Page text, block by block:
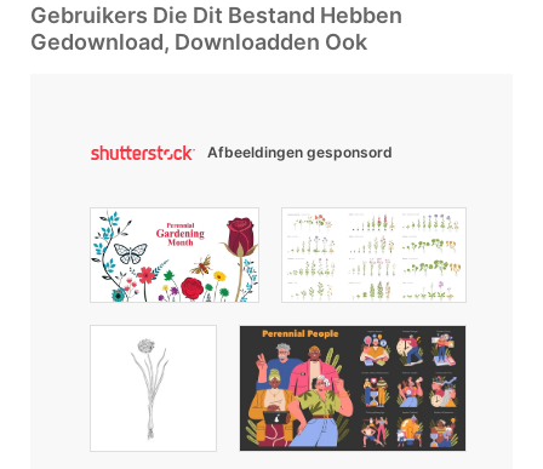
Gebruikers Die Dit Bestand Hebben
Gedownload, Downloadden Ook
Afbeeldingen gesponsord